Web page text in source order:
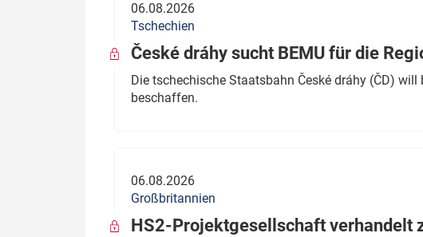
06.08.2026
Tschechien
České dráhy sucht BEMU für die
Die tschechische Staatsbahn České dráhy (ČD)
beschaffen.
06.08.2026
Großbritannien
HS2-Projektgesellschaft verhandelt